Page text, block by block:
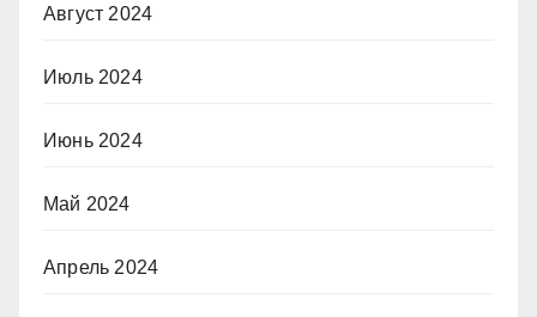
Август 2024
Июль 2024
Июнь 2024
Май 2024
Апрель 2024